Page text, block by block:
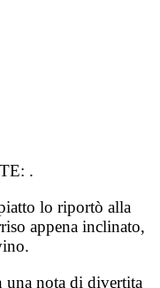
.
lo riportò alla
appena inclinato,
una nota di divertita